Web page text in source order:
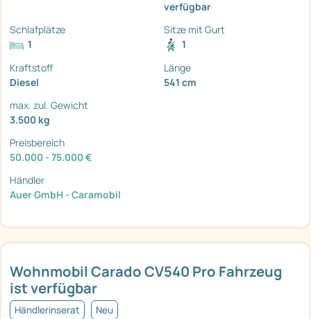
Wohnmobil Carado CV540 Pro Fahrzeug
ist verfügbar
Händlerinserat Neu
verfügbar
Schlafplätze
1
Sitze mit Gurt
1
Kraftstoff
Diesel
Länge
541 cm
max. zul. Gewicht
3.500 kg
Preisbereich
50.000 - 75.000 €
Händler
Auer GmbH - Caramobil